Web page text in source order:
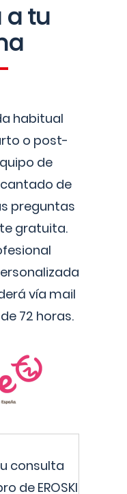
a tu
habitual
o post-
de
de
preguntas
gratuita.
vía mail
72 horas.
consulta
de EROSKI